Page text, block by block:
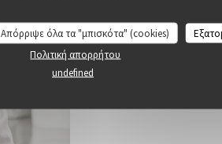
Απόρριψε όλα τα "μπισκότα" (cookies)
Πολιτική απορρήτου
undefined